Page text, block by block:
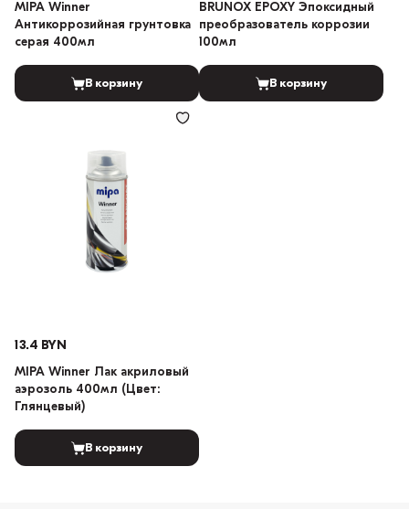
MIPA Winner
Антикоррозийная грунтовка
серая 400мл
В корзину
BRUNOX EPOXY Эпоксидный
преобразователь коррозии
100мл
В корзину
13.4 BYN
MIPA Winner Лак акриловый
аэрозоль 400мл (Цвет:
Глянцевый)
В корзину